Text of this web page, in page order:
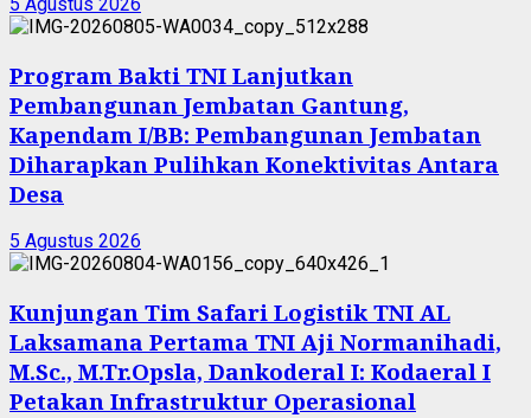
Program Bakti TNI Lanjutkan
Pembangunan Jembatan Gantung,
Kapendam I/BB: Pembangunan Jembatan
Diharapkan Pulihkan Konektivitas Antara
Desa
5 Agustus 2026
Kunjungan Tim Safari Logistik TNI AL
Laksamana Pertama TNI Aji Normanihadi,
M.Sc., M.Tr.Opsla, Dankoderal I: Kodaeral I
Petakan Infrastruktur Operasional